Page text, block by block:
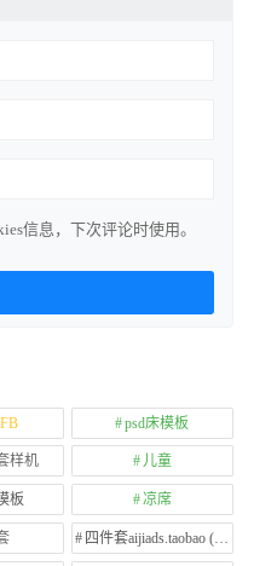
信息，下次评论时使用。
psd床模板
样机 儿童
板 凉席
四件套aijiads.taobao (1639)